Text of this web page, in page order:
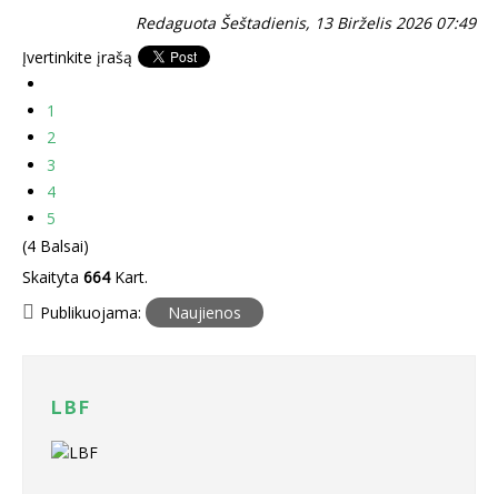
Redaguota Šeštadienis, 13 Birželis 2026 07:49
Įvertinkite įrašą
1
2
3
4
5
(4 Balsai)
Skaityta 664Kart.
Publikuojama:
Naujienos
LBF